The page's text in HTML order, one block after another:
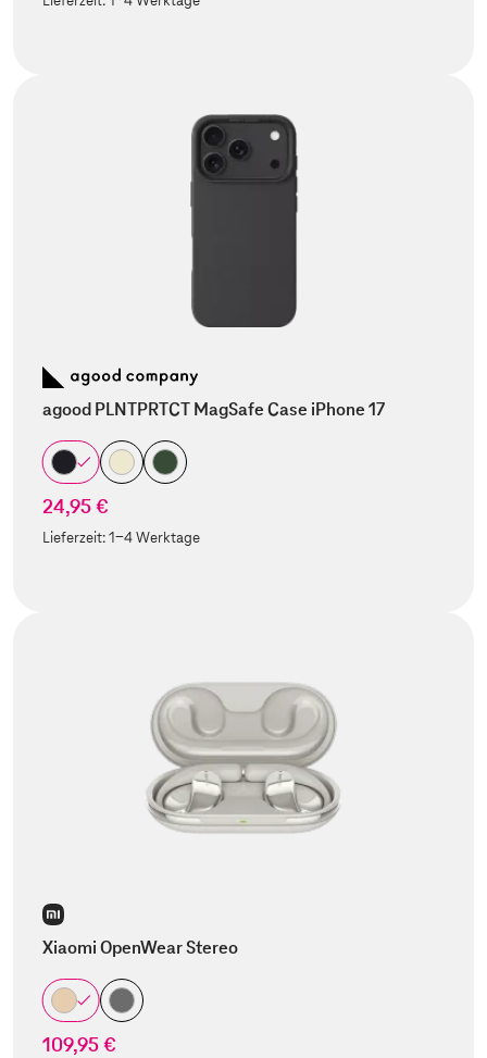
agood PLNTPRTCT MagSafe Case iPhone 17
24,95 €
Lieferzeit:1-4 Werktage
Xiaomi OpenWear Stereo
109,95 €